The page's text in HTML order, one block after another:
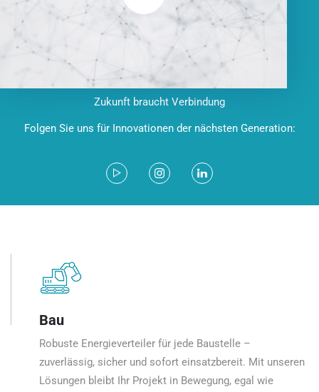
Zukunft braucht Verbindung
Folgen Sie uns für Innovationen der nächsten Generation:
Bau
Robuste Energieverteiler für jede Baustelle –
zuverlässig, sicher und sofort einsatzbereit. Mit unseren
Lösungen bleibt Ihr Projekt in Bewegung, egal wie